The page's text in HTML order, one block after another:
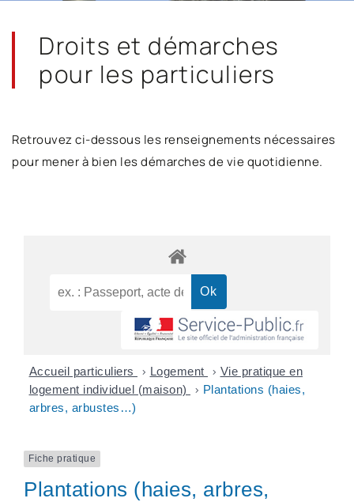
Droits et démarches
pour les particuliers
Retrouvez ci-dessous les renseignements nécessaires
pour mener à bien les démarches de vie quotidienne.
Accueil particuliers > Logement > Vie pratique en
logement individuel (maison)
> Plantations (haies,
arbres, arbustes…)
Fiche pratique
Plantations (haies, arbres,